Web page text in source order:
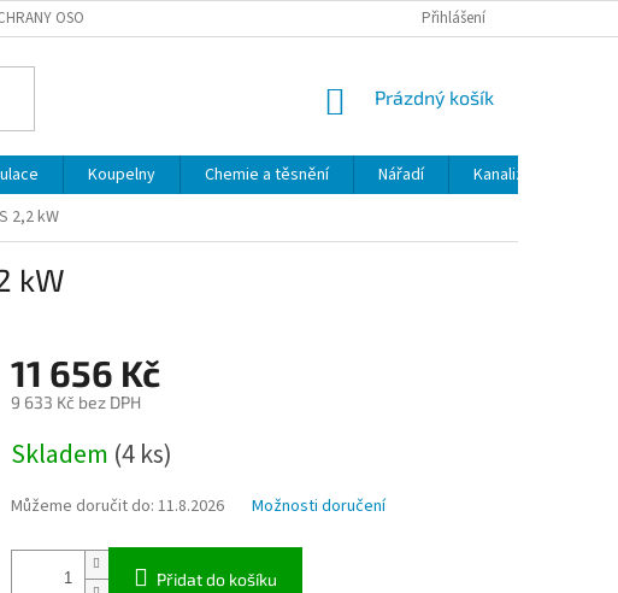
OSOBNÍCH ÚDAJŮ MOJE OBJEDNÁVKA
Přihlášení
NÁKUPNÍ
Prázdný košík
Koupelny Chemie a těsnění Nářadí Kanalizace
2,2 kW
kW
11 656 Kč
9 633 Kč bez DPH
cena:
Skladem (4 ks)
Můžeme doručit do: 11.8.2026 Možnosti doručení
Přidat do košíku